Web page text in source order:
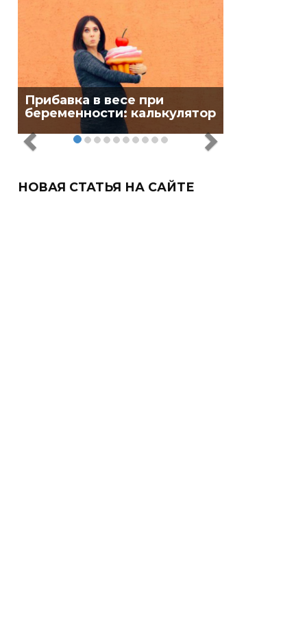
Прибавка в весе при
беременности: калькулятор
НОВАЯ СТАТЬЯ НА САЙТЕ